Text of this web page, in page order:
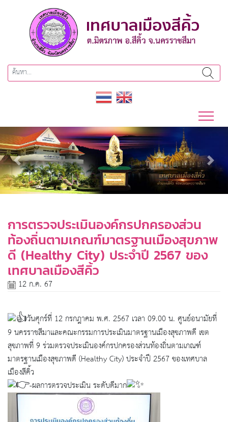
Previous Next
การตรวจประเมินองค์กรปกครองส่วน
ท้องถิ่นตามเกณฑ์มาตรฐานเมืองสุขภาพ
ดี (Healthy City) ประจำปี 2567 ของ
เทศบาลเมืองสีคิ้ว
12 ก.ค. 67
วันศุกร์ที่ 12 กรกฎาคม พ.ศ. 2567 เวลา 09.00 น. ศูนย์อนามัยที่
9 นครราชสีมาและคณะกรรมการประเมินมาตรฐานเมืองสุขภาพดี เขต
สุขภาพที่ 9 ร่วมตรวจประเมินองค์กรปกครองส่วนท้องถิ่นตามเกณฑ์
มาตรฐานเมืองสุขภาพดี (Healthy City) ประจำปี 2567 ของเทศบาล
เมืองสีคิ้ว
-ผลการตรวจประเมิน ระดับดีมาก